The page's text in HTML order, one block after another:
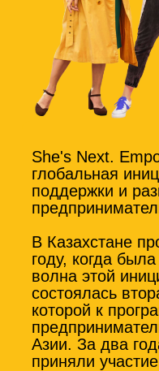
She's Next.
глобальная
поддержки и
В Казахстане
году, когда
волна этой
состоялась
которой к
Азии. За два
приняли